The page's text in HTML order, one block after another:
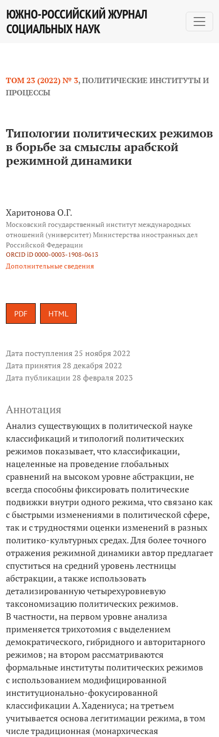
Типологии политических режимов в борьбе за
ЮЖНО-РОССИЙСКИЙ ЖУРНАЛ
СОЦИАЛЬНЫХ НАУК
ТОМ 23 (2022) № 3,ПОЛИТИЧЕСКИЕ ИНСТИТУТЫ И
ПРОЦЕССЫ
Типологии политических режимов
в борьбе за смыслы арабской
режимной динамики
Харитонова О.Г.
Московский государственный институт международных
отношений (университет) Министерства иностранных дел
Российской Федерации
ORCID iD 0000-0003-1908-0613
Дополнительные сведения
PDF HTML
Дата поступления 25 ноября 2022
Дата принятия 28 декабря 2022
Дата публикации 28 февраля 2023
Аннотация
Анализ существующих в политической науке
классификаций и типологий политических
режимов показывает, что классификации,
нацеленные на проведение глобальных
сравнений на высоком уровне абстракции, не
всегда способны фиксировать политические
подвижки внутри одного режима, что связано как
с быстрыми изменениями в политической сфере,
так и с трудностями оценки изменений в разных
политико-­культурных средах. Для более точного
отражения режимной динамики автор предлагает
спуститься на средний уровень лестницы
абстракции, а также использовать
детализированную четырехуровневую
таксономизацию политических режимов.
В частности, на первом уровне анализа
применяется трихотомия с выделением
демократического, гибридного и авторитарного
режимов; на втором рассматриваются
формальные институты политических режимов
с использованием модифицированной
институционально-­фокусированной
классификации А. Хадениуса; на третьем
учитывается основа легитимации режима, в том
числе традиционная (монархическая